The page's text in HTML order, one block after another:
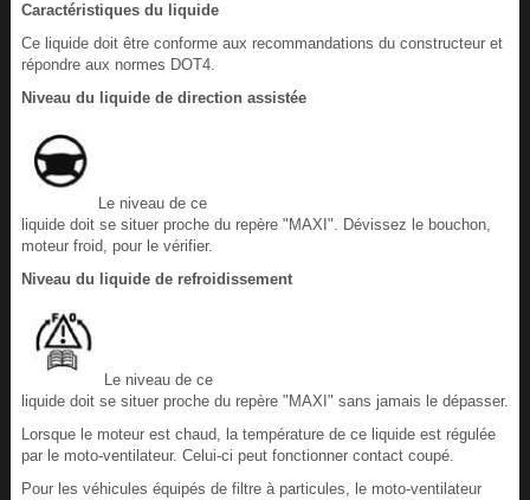
Caractéristiques du liquide
Ce liquide doit être conforme aux recommandations du constructeur et
répondre aux normes DOT4.
Niveau du liquide de direction assistée
Le niveau de ce
liquide doit se situer proche du repère "MAXI". Dévissez le bouchon,
moteur froid, pour le vérifier.
Niveau du liquide de refroidissement
Le niveau de ce
liquide doit se situer proche du repère "MAXI" sans jamais le dépasser.
Lorsque le moteur est chaud, la température de ce liquide est régulée
par le moto-ventilateur. Celui-ci peut fonctionner contact coupé.
Pour les véhicules équipés de filtre à particules, le moto-ventilateur